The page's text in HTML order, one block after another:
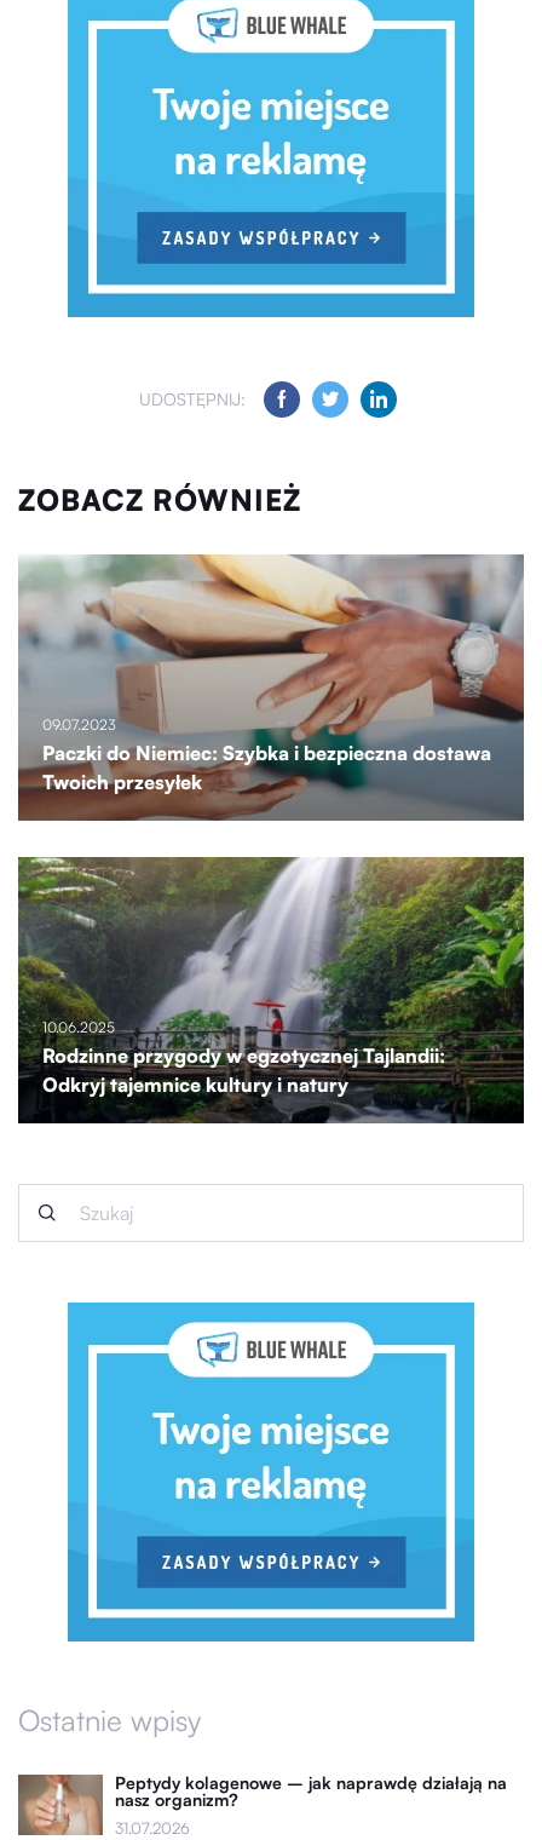
UDOSTĘPNIJ:
ZOBACZ RÓWNIEŻ
09.07.2023
Paczki do Niemiec: Szybka i bezpieczna dostawa
Twoich przesyłek
10.06.2025
Rodzinne przygody w egzotycznej Tajlandii:
Odkryj tajemnice kultury i natury
Ostatnie wpisy
Peptydy kolagenowe – jak naprawdę działają na
nasz organizm?
31.07.2026